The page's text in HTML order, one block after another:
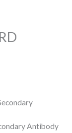
Antibody